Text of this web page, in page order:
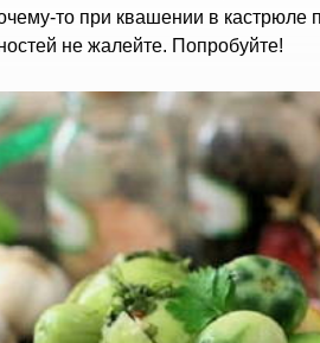
то при квашении в
не жалейте. Попробуйте!